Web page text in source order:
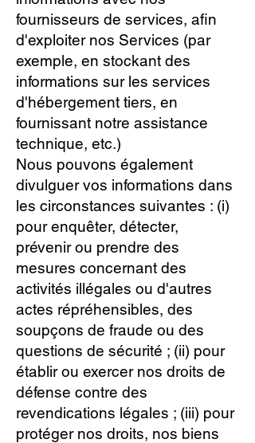
fournisseurs de services, afin
d'exploiter nos Services (par
exemple, en stockant des
informations sur les services
d'hébergement tiers, en
fournissant notre assistance
technique, etc.)
Nous pouvons également
divulguer vos informations dans
les circonstances suivantes : (i)
pour enquêter, détecter,
prévenir ou prendre des
mesures concernant des
activités illégales ou d'autres
actes répréhensibles, des
soupçons de fraude ou des
questions de sécurité ; (ii) pour
établir ou exercer nos droits de
défense contre des
revendications légales ; (iii) pour
protéger nos droits, nos biens